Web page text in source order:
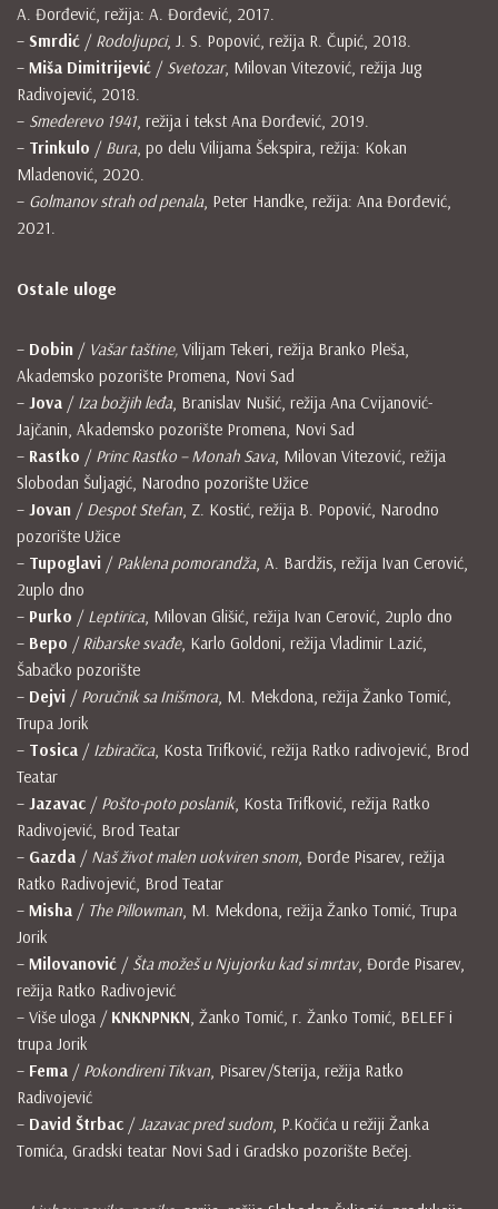
A. Đorđević, režija: A. Đorđević, 2017.
– Smrdić / Rodoljupci, J. S. Popović, režija R. Čupić, 2018.
– Miša Dimitrijević / Svetozar, Milovan Vitezović, režija Jug
Radivojević, 2018.
– Smederevo 1941, režija i tekst Ana Đorđević, 2019.
– Trinkulo / Bura, po delu Vilijama Šekspira, režija: Kokan
Mladenović, 2020.
– Golmanov strah od penala, Peter Handke, režija: Ana Đorđević,
2021.
Ostale uloge
– Dobin / Vašar taštine, Vilijam Tekeri, režija Branko Pleša,
Akademsko pozorište Promena, Novi Sad
– Jova / Iza božjih leđa, Branislav Nušić, režija Ana Cvijanović-
Jajčanin, Akademsko pozorište Promena, Novi Sad
– Rastko / Princ Rastko – Monah Sava, Milovan Vitezović, režija
Slobodan Šuljagić, Narodno pozorište Užice
– Jovan / Despot Stefan, Z. Kostić, režija B. Popović, Narodno
pozorište Užice
– Tupoglavi / Paklena pomorandža, A. Bardžis, režija Ivan Cerović,
2uplo dno
– Purko / Leptirica, Milovan Glišić, režija Ivan Cerović, 2uplo dno
– Bepo /Ribarske svađe, Karlo Goldoni, režija Vladimir Lazić,
Šabačko pozorište
– Dejvi / Poručnik sa Inišmora, M. Mekdona, režija Žanko Tomić,
Trupa Jorik
– Tosica / Izbiračica, Kosta Trifković, režija Ratko radivojević, Brod
Teatar
– Jazavac / Pošto-poto poslanik, Kosta Trifković, režija Ratko
Radivojević, Brod Teatar
– Gazda / Naš život malen uokviren snom, Đorđe Pisarev, režija
Ratko Radivojević, Brod Teatar
– Misha / The Pillowman, M. Mekdona, režija Žanko Tomić, Trupa
Jorik
– Milovanović / Šta možeš u Njujorku kad si mrtav, Đorđe Pisarev,
režija Ratko Radivojević
– Više uloga / KNKNPNKN, Žanko Tomić, r. Žanko Tomić, BELEF i
trupa Jorik
– Fema / Pokondireni Tikvan, Pisarev/Sterija, režija Ratko
Radivojević
– David Štrbac /Jazavac pred sudom, P.Kočića u režiji Žanka
Tomića, Gradski teatar Novi Sad i Gradsko pozorište Bečej.